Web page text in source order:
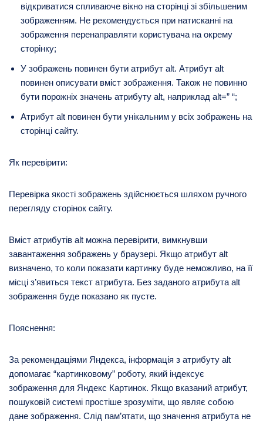
відкриватися спливаюче вікно на сторінці зі збільшеним
зображенням. Не рекомендується при натисканні на
зображення перенаправляти користувача на окрему
сторінку;
У зображень повинен бути атрибут alt. Атрибут alt
повинен описувати вміст зображення. Також не повинно
бути порожніх значень атрибуту alt, наприклад alt=” “;
Атрибут alt повинен бути унікальним у всіх зображень на
сторінці сайту.
Як перевірити:
Перевірка якості зображень здійснюється шляхом ручного
перегляду сторінок сайту.
Вміст атрибутів alt можна перевірити, вимкнувши
завантаження зображень у браузері. Якщо атрибут alt
визначено, то коли показати картинку буде неможливо, на її
місці з’явиться текст атрибута. Без заданого атрибута alt
зображення буде показано як пусте.
Пояснення:
За рекомендаціями Яндекса, інформація з атрибуту alt
допомагає “картинковому” роботу, який індексує
зображення для Яндекс Картинок. Якщо вказаний атрибут,
пошуковій системі простіше зрозуміти, що являє собою
дане зображення. Слід пам’ятати, що значення атрибута не